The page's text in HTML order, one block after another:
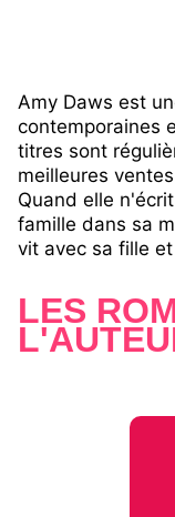
Amy Daws est
contemporaines
titres sont
meilleures
Quand elle
famille dans sa
vit avec sa fille
LES